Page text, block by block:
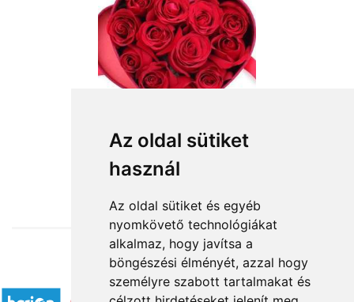
Az oldal sütiket
használ
Az oldal sütiket és egyéb
nyomkövető technológiákat
alkalmaz, hogy javítsa a
böngészési élményét, azzal hogy
személyre szabott tartalmakat és
from HUF34,000
Accepted payment methods